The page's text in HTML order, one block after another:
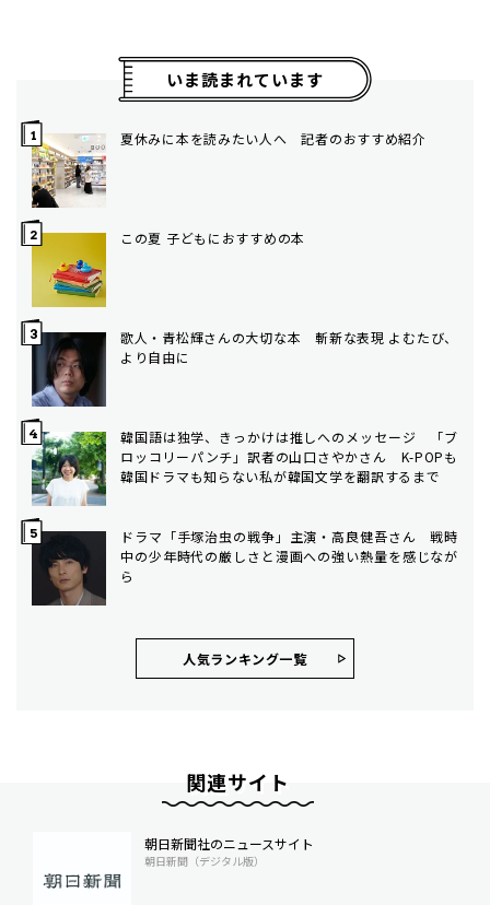
いま読まれています
夏休みに本を読みたい人へ 記者のおすすめ紹介
この夏 子どもにおすすめの本
歌人・青松輝さんの大切な本 斬新な表現 よむたび、
より自由に
韓国語は独学、きっかけは推しへのメッセージ 「ブ
ロッコリーパンチ」訳者の山口さやかさん K-POPも
韓国ドラマも知らない私が韓国文学を翻訳するまで
ドラマ「手塚治虫の戦争」主演・高良健吾さん 戦時
中の少年時代の厳しさと漫画への強い熱量を感じなが
ら
人気ランキング⼀覧
関連サイト
朝日新聞社のニュースサイト
朝日新聞（デジタル版）